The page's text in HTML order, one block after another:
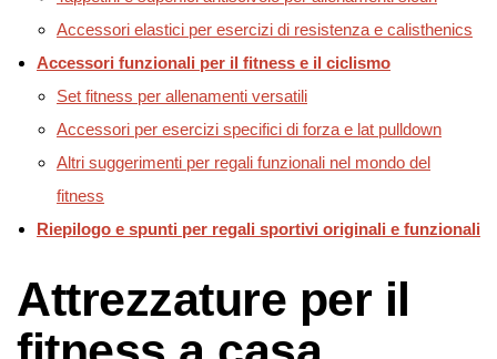
Accessori elastici per esercizi di resistenza e calisthenics
Accessori funzionali per il fitness e il ciclismo
Set fitness per allenamenti versatili
Accessori per esercizi specifici di forza e lat pulldown
Altri suggerimenti per regali funzionali nel mondo del
fitness
Riepilogo e spunti per regali sportivi originali e funzionali
Attrezzature per il